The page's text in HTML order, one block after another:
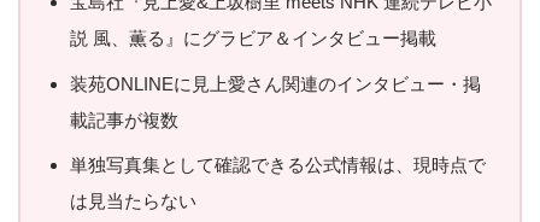
説 風、薫る』にグラビア＆インタビュー掲載
装苑ONLINEに見上愛さん関連のインタビュー・掲
載記事が複数
単独写真集として確認できる公式情報は、現時点で
は見当たらない